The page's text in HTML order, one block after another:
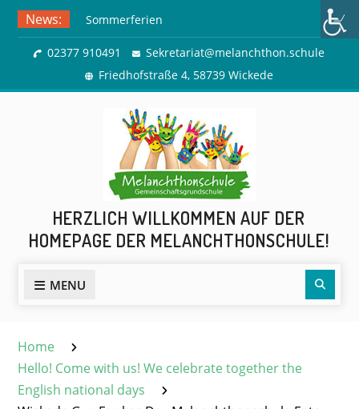
Skip
content
News:
Sommerferien
Ausflug zur Freilichtbühne
Herdringen
02377 910491
Sekretariat@melanchthon.schule
Friedhofstraße 4, 58739 Wickede
HERZLICH WILLKOMMEN AUF DER
HOMEPAGE DER MELANCHTHONSCHULE!
MENU
Home
Hello! Come with us! We celebrate together the
English national days